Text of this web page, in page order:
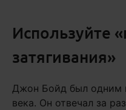
Используйте
затягивания»
Джон Бойд был одним
века. Он отвечал за